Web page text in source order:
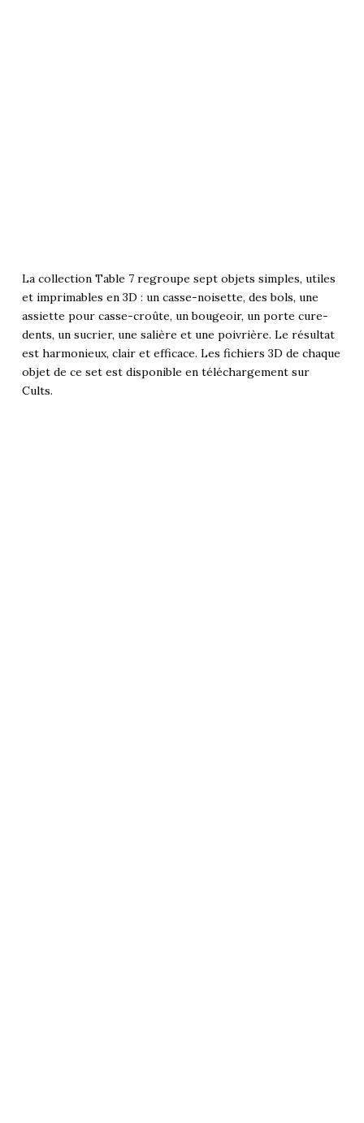
La collection Table 7 regroupe sept objets simples, utiles
et imprimables en 3D : un casse-noisette, des bols, une
assiette pour casse-croûte, un bougeoir, un porte cure-
dents, un sucrier, une salière et une poivrière. Le résultat
est harmonieux, clair et efficace. Les fichiers 3D de chaque
objet de ce set est disponible en téléchargement sur
Cults.